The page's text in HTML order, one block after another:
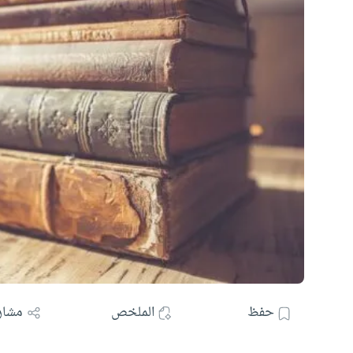
حفظ الملخص